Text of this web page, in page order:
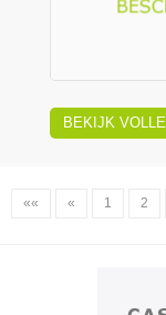
BEKIJK
«« « 1 2